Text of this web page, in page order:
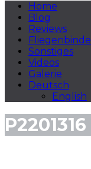
Home
Blog
Reviews
Sonstiges
Videos
Galerie
Deutsch
English
P2201316